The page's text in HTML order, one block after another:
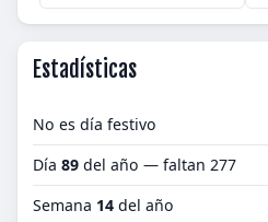
Estadísticas
No es día festivo
Día 89 del año — faltan 277
Semana 14 del año